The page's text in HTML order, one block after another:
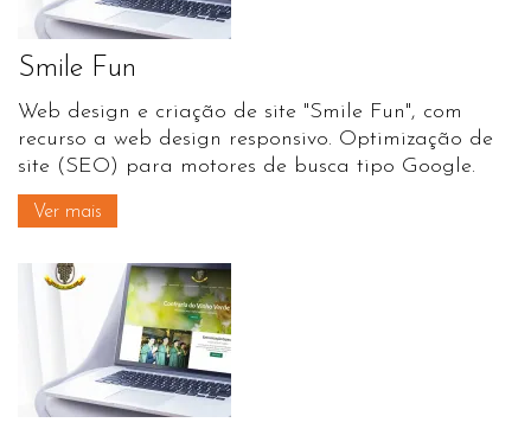
Smile Fun
Web design e criação de site "Smile Fun", com
recurso a web design responsivo. Optimização de
site (SEO) para motores de busca tipo Google.
Ver mais